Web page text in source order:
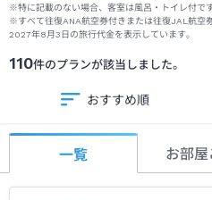
※特に記載のない場合、客室は風呂・トイレ付です
※すべて往復ANA航空券付きまたは往復JAL航空
2027年8月3日 の旅行代金を表示しています。
110件のプランが該当しました。
おすすめ順
一覧 お部屋